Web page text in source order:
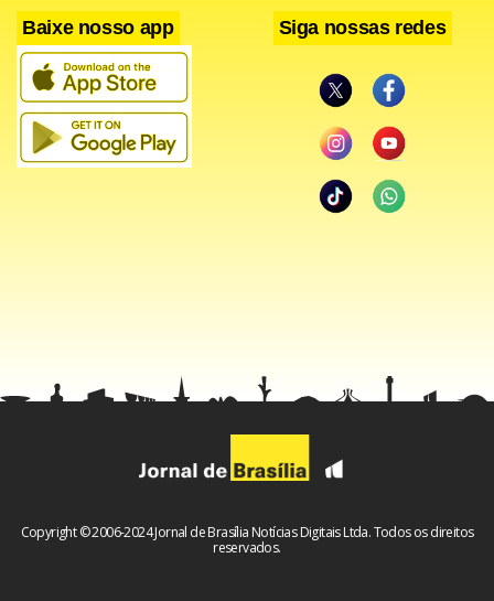
Baixe nosso app Siga nossas redes
Copyright © 2006-2024 Jornal de Brasília Notícias Digitais Ltda. Todos os direitos
reservados.